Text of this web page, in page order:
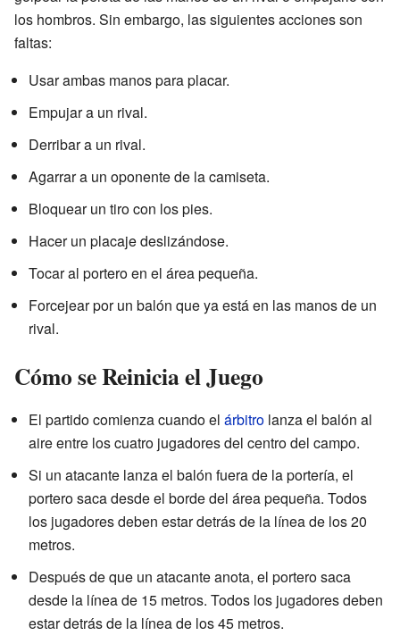
los hombros. Sin embargo, las siguientes acciones son
faltas:
Usar ambas manos para placar.
Empujar a un rival.
Derribar a un rival.
Agarrar a un oponente de la camiseta.
Bloquear un tiro con los pies.
Hacer un placaje deslizándose.
Tocar al portero en el área pequeña.
Forcejear por un balón que ya está en las manos de un
rival.
Cómo se Reinicia el Juego
El partido comienza cuando el árbitro lanza el balón al
aire entre los cuatro jugadores del centro del campo.
Si un atacante lanza el balón fuera de la portería, el
portero saca desde el borde del área pequeña. Todos
los jugadores deben estar detrás de la línea de los 20
metros.
Después de que un atacante anota, el portero saca
desde la línea de 15 metros. Todos los jugadores deben
estar detrás de la línea de los 45 metros.